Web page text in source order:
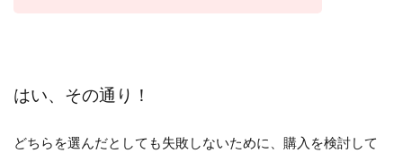
はい、その通り！
どちらを選んだとしても失敗しないために、購入を検討して